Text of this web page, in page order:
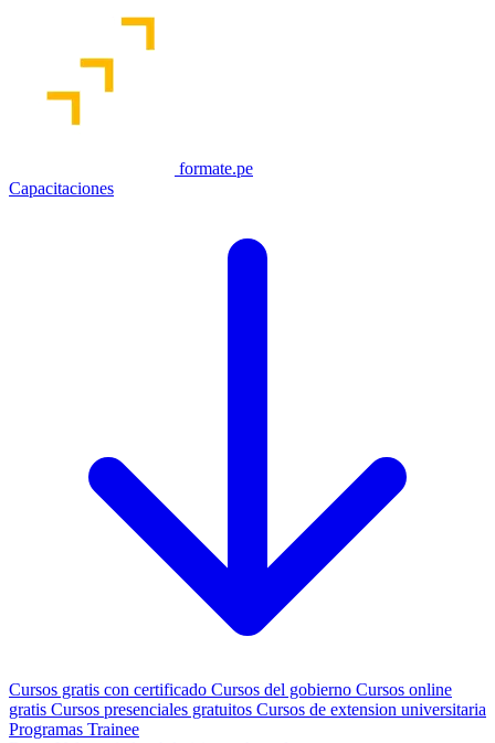
formate.pe
Capacitaciones
Cursos gratis con certificado Cursos del gobierno Cursos online
gratis Cursos presenciales gratuitos Cursos de extension universitaria
Programas Trainee